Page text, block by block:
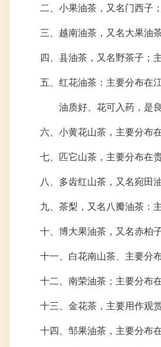
二、小果油茶，又名门西子；
三、越南油茶，又名大果油茶
四、县油茶，又名野茶子；主
五、红花油茶：主要分布在江
油质好、花可入药，是良好
六、小黄花山茶，主要分布在
七、匹它山茶，主要分布在贵
八、多齿红山茶，又名宛田油
九、茶梨，又名八瓣油茶：主
十、博大果油茶，又名赤柏子
十一、白花南山茶、主要分布
十二、南荣油茶；主要分布在
十三、金花茶，主要用作观赏
十四、邹果油茶，主要分布在